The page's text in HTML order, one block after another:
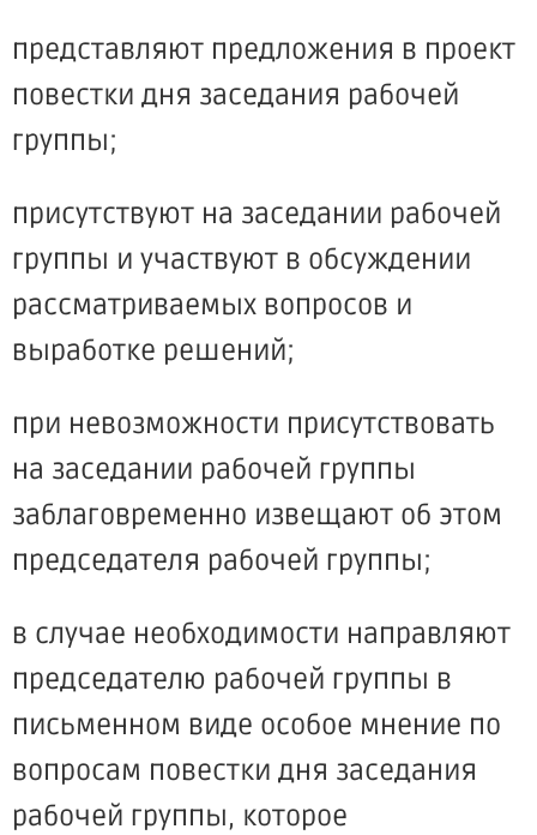
представляют предложения в проект
повестки дня заседания рабочей
группы;
присутствуют на заседании рабочей
группы и участвуют в обсуждении
рассматриваемых вопросов и
выработке решений;
при невозможности присутствовать
на заседании рабочей группы
заблаговременно извещают об этом
председателя рабочей группы;
в случае необходимости направляют
председателю рабочей группы в
письменном виде особое мнение по
вопросам повестки дня заседания
рабочей группы, которое